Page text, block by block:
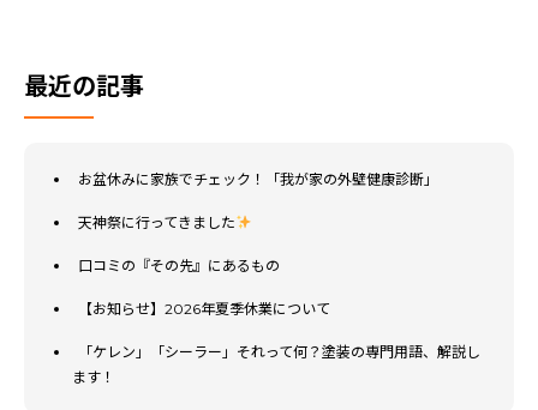
最近の記事
お盆休みに家族でチェック！「我が家の外壁健康診断」
天神祭に行ってきました
口コミの『その先』にあるもの
【お知らせ】2026年夏季休業について
「ケレン」「シーラー」それって何？塗装の専門用語、解説し
ます！